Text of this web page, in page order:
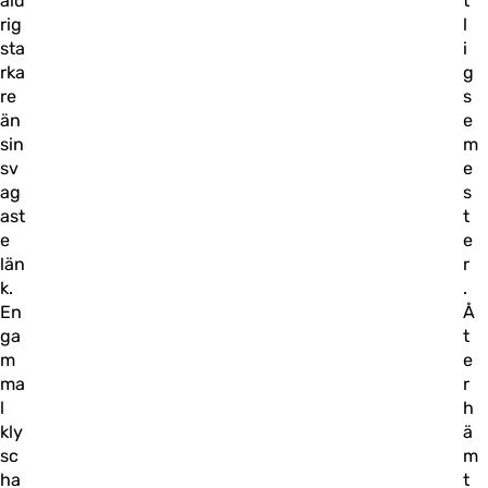
rig
sta
rka
re
än
sin
sv
ag
ast
e
län
k.
En
ga
m
ma
l
kly
sc
ha
l
i
g
s
e
m
e
s
t
e
r
.
Å
t
e
r
h
ä
m
t